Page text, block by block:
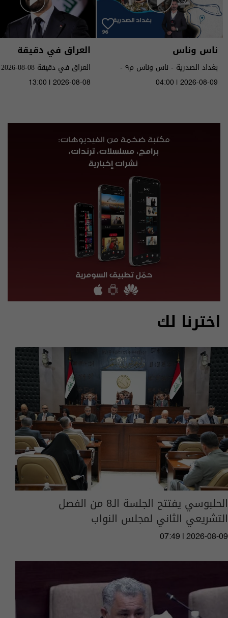
ناس وناس
بغداد الصدرية - ناس وناس م٩ -
الحلقة ٩٦ | الموسم 9
04:00 | 2026-08-09
العراق في دقيقة
العراق في دقيقة 08-08-2026 | 2026
13:00 | 2026-08-08
اخترنا لك
الحلبوسي يفتتح الجلسة الـ8 من الفصل
التشريعي الثاني لمجلس النواب
07:49 | 2026-08-09